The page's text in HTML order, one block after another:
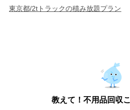
東京都/2tトラックの積み放題プラン
教えて！不用品回収